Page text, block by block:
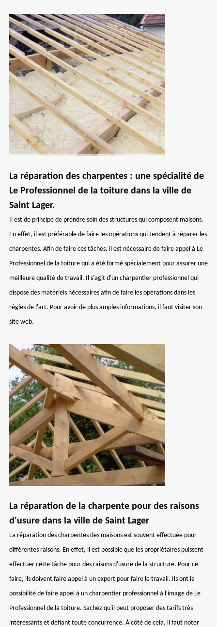
La réparation des charpentes : une spécialité de
Le Professionnel de la toiture dans la ville de
Saint Lager.
Il est de principe de prendre soin des structures qui composent maisons.
En effet, il est préférable de faire les opérations qui tendent à réparer les
charpentes. Afin de faire ces tâches, il est nécessaire de faire appel à Le
Professionnel de la toiture qui a été formé spécialement pour assurer une
meilleure qualité de travail. Il s'agit d'un charpentier professionnel qui
dispose des matériels nécessaires afin de faire les opérations dans les
règles de l'art. Pour avoir de plus amples informations, il faut visiter son
site web.
La réparation de la charpente pour des raisons
d'usure dans la ville de Saint Lager
La réparation des charpentes des maisons est souvent effectuée pour
différentes raisons. En effet, il est possible que les propriétaires puissent
effectuer cette tâche pour des raisons d'usure de la structure. Pour ce
faire, ils doivent faire appel à un expert pour faire le travail. Ils ont la
possibilité de faire appel à un charpentier professionnel à l'image de Le
Professionnel de la toiture. Sachez qu'il peut proposer des tarifs très
intéressants et défiant toute concurrence. À côté de cela, il faut noter